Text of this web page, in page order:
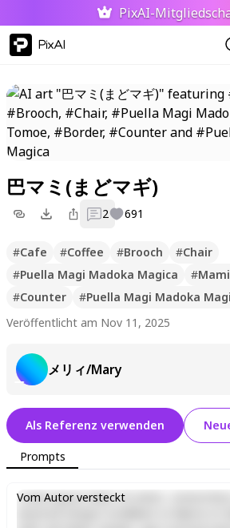
PixAI-
PixAI
巴マミ(まどマギ)
2 691
#Cafe #Coffee #Brooch #Chair
#Puella Magi Madoka Magica #
#Counter #Puella Magi Madoka
Veröffentlicht am Nov 11, 2025
メリィ/Mary
Als Referenz verwenden
Prompts
Lorem ipsum dolor sit amet, consectetur
Vom Autor versteckt